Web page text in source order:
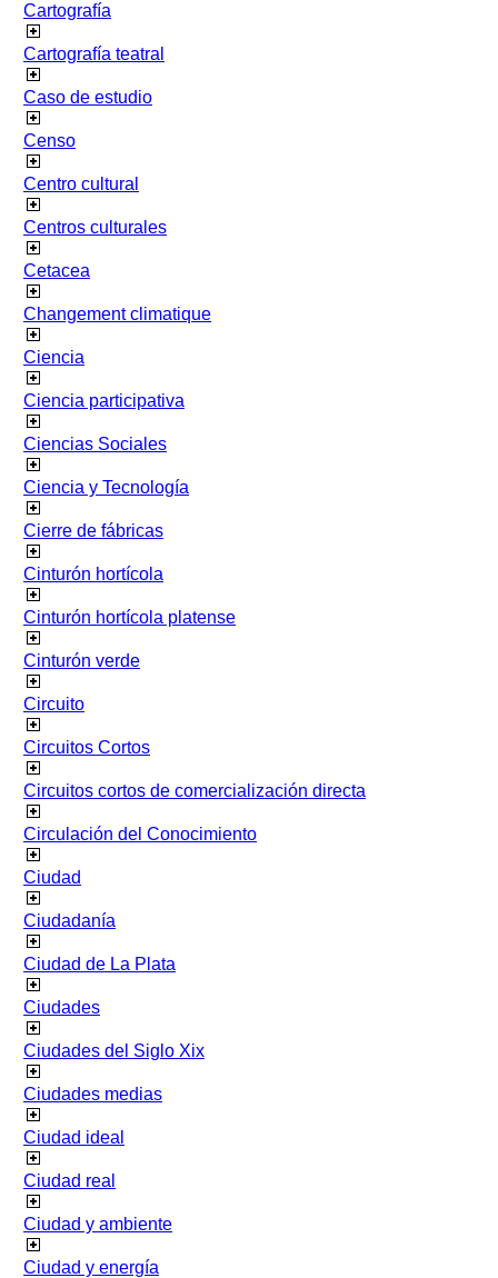
Cartografía
Cartografía teatral
Caso de estudio
Censo
Centro cultural
Centros culturales
Cetacea
Changement climatique
Ciencia
Ciencia participativa
Ciencias Sociales
Ciencia y Tecnología
Cierre de fábricas
Cinturón hortícola
Cinturón hortícola platense
Cinturón verde
Circuito
Circuitos Cortos
Circuitos cortos de comercialización directa
Circulación del Conocimiento
Ciudad
Ciudadanía
Ciudad de La Plata
Ciudades
Ciudades del Siglo Xix
Ciudades medias
Ciudad ideal
Ciudad real
Ciudad y ambiente
Ciudad y energía